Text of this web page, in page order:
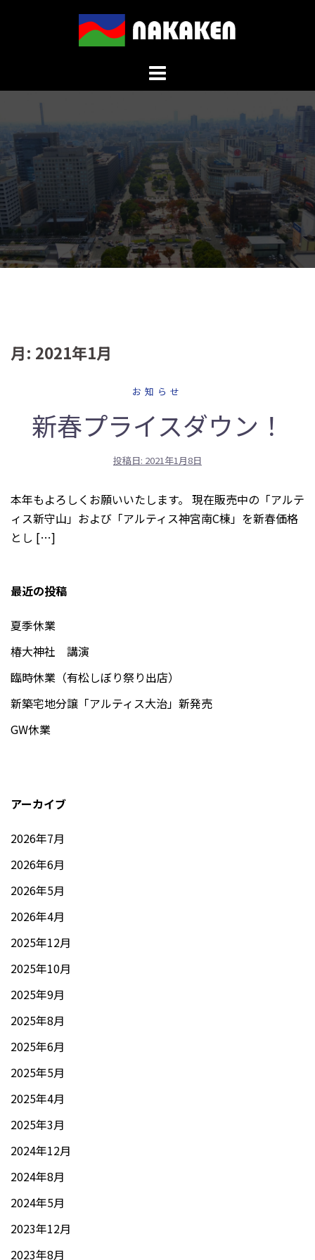
キ
ッ
プ
月: 2021年1月
お知らせ
新春プライスダウン！
投稿日: 2021年1月8日
本年もよろしくお願いいたします。 現在販売中の「アルテ
ィス新守山」および「アルティス神宮南C棟」を新春価格
とし […]
最近の投稿
夏季休業
椿大神社 講演
臨時休業（有松しぼり祭り出店）
新築宅地分譲「アルティス大治」新発売
GW休業
アーカイブ
2026年7月
2026年6月
2026年5月
2026年4月
2025年12月
2025年10月
2025年9月
2025年8月
2025年6月
2025年5月
2025年4月
2025年3月
2024年12月
2024年8月
2024年5月
2023年12月
2023年8月